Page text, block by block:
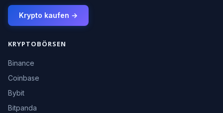
Krypto kaufen →
KRYPTOBÖRSEN
Binance
Coinbase
Bybit
Bitpanda